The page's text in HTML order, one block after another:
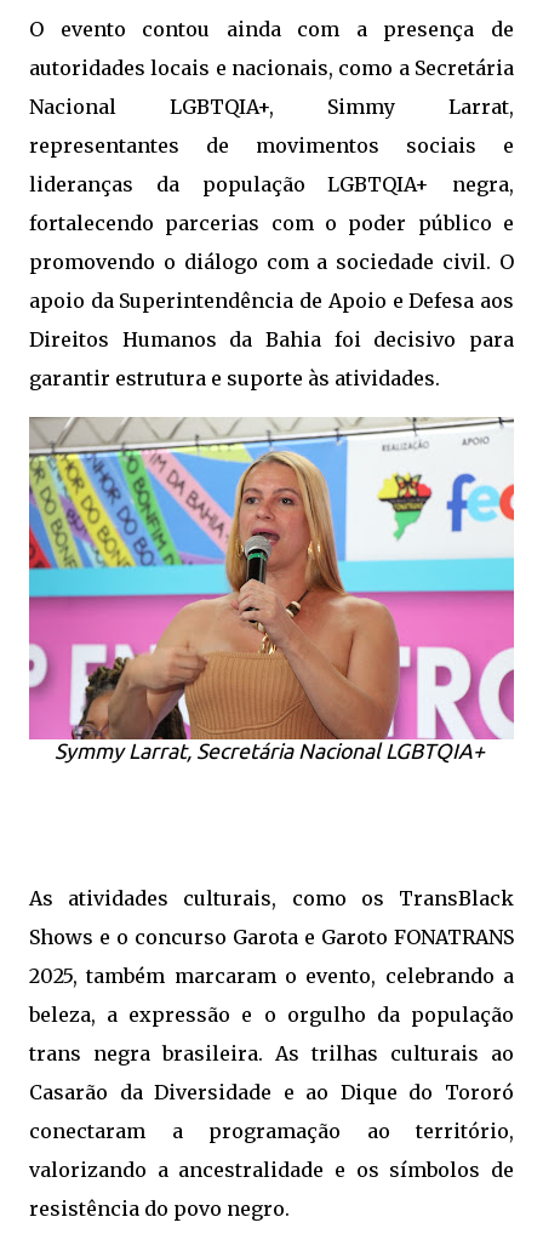
O evento contou ainda com a presença de
autoridades locais e nacionais, como a Secretária
Nacional LGBTQIA+, Simmy Larrat,
representantes de movimentos sociais e
lideranças da população LGBTQIA+ negra,
fortalecendo parcerias com o poder público e
promovendo o diálogo com a sociedade civil. O
apoio da Superintendência de Apoio e Defesa aos
Direitos Humanos da Bahia foi decisivo para
garantir estrutura e suporte às atividades.
Symmy Larrat, Secretária Nacional LGBTQIA+
As atividades culturais, como os TransBlack
Shows e o concurso Garota e Garoto FONATRANS
2025, também marcaram o evento, celebrando a
beleza, a expressão e o orgulho da população
trans negra brasileira. As trilhas culturais ao
Casarão da Diversidade e ao Dique do Tororó
conectaram a programação ao território,
valorizando a ancestralidade e os símbolos de
resistência do povo negro.